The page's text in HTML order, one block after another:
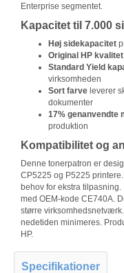
Enterprise segmentet.
Kapacitet til 7.000
Høj sidekapacitet
Original HP kvalitet
Standard Yield
virksomheden
Sort farveleverer
dokumenter
17% genanvendte
produktion
Kompatibilitet og
Denne tonerpatron er
CP5225 og P5225
behov for ekstra
med OEM-kode CE740A.
større
nedetiden minimeres.
HP.
Specifikationer